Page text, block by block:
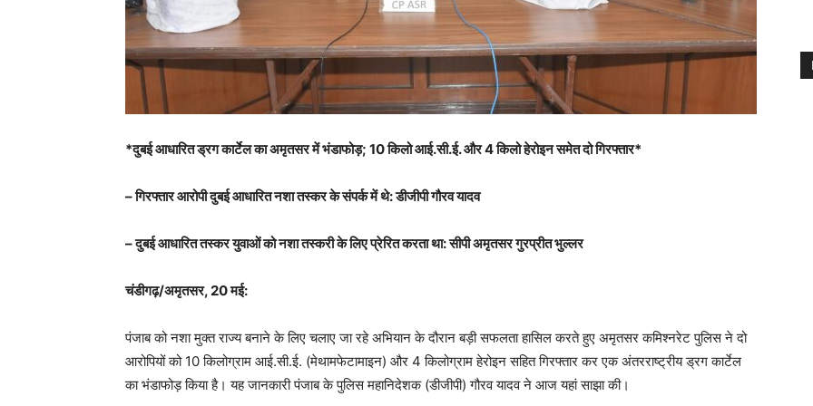
*दुबई आधारित ड्रग कार्टेल का अमृतसर में भंडाफोड़; 10 किलो आई.सी.ई. और 4 किलो हेरोइन समेत दो गिरफ्तार*
– गिरफ्तार आरोपी दुबई आधारित नशा तस्कर के संपर्क में थे: डीजीपी गौरव यादव
– दुबई आधारित तस्कर युवाओं को नशा तस्करी के लिए प्रेरित करता था: सीपी अमृतसर गुरप्रीत भुल्लर
चंडीगढ़/अमृतसर, 20 मई:
पंजाब को नशा मुक्त राज्य बनाने के लिए चलाए जा रहे अभियान के दौरान बड़ी सफलता हासिल करते हुए अमृतसर कमिश्नरेट पुलिस ने दो
आरोपियों को 10 किलोग्राम आई.सी.ई. (मेथामफेटामाइन) और 4 किलोग्राम हेरोइन सहित गिरफ्तार कर एक अंतरराष्ट्रीय ड्रग कार्टेल
का भंडाफोड़ किया है। यह जानकारी पंजाब के पुलिस महानिदेशक (डीजीपी) गौरव यादव ने आज यहां साझा की।